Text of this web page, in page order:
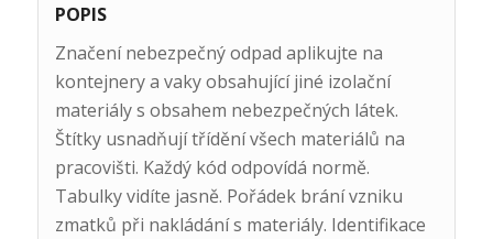
POPIS
Značení nebezpečný odpad aplikujte na
kontejnery a vaky obsahující jiné izolační
materiály s obsahem nebezpečných látek.
Štítky usnadňují třídění všech materiálů na
pracovišti. Každý kód odpovídá normě.
Tabulky vidíte jasně. Pořádek brání vzniku
zmatků při nakládání s materiály. Identifikace